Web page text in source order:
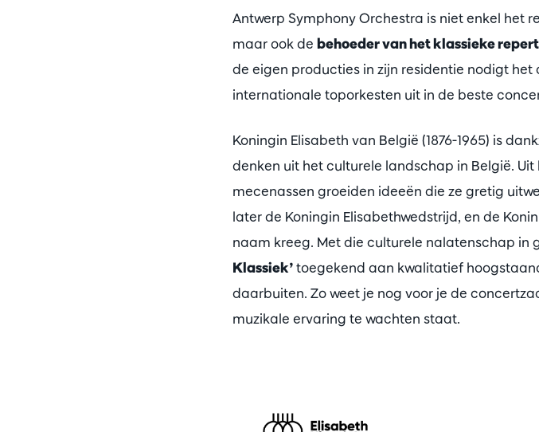
Antwerp Symphony Orchestra is niet enkel het
maar ook de behoeder van het klassieke
de eigen producties in zijn residentie nodigt het
internationale toporkesten uit in de beste
Koningin Elisabeth van België (1876-1965) is
denken uit het culturele landschap in België.
mecenassen groeiden ideeën die ze gretig
later de Koningin Elisabethwedstrijd, en de
naam kreeg. Met die culturele nalatenschap in
Klassiek’toegekend aan kwalitatief
daarbuiten. Zo weet je nog voor je de
muzikale ervaring te wachten staat.